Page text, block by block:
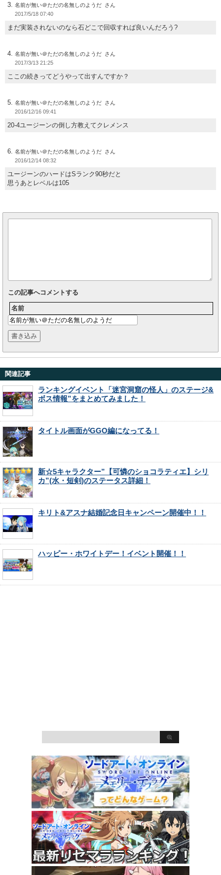
名前が無い＠ただの名無しのようだ
2017/5/18 07:40
まだ実装されないのなら石どこで回収すれば良いんだろう?
名前が無い＠ただの名無しのようだ
2017/3/13 21:25
ここの続きってどうやって出すんですか？
名前が無い＠ただの名無しのようだ
2016/12/16 09:41
20-4ユージーンの倒し方教えてクレメンス
名前が無い＠ただの名無しのようだ
2016/12/14 08:32
ユージーンのハードはSランク90秒だと
思うあとレベルは105
この記事へコメントする
名前
関連記事
ランキングイベント「迷宮洞窟の怪人」のステージ&
ボス情報”をまとめてみました！
タイトル画面がGGO編になってる！
新☆5キャラクター”【可憐のショコラティエ】シリ
カ”(水・短剣)のステータス詳細！
キリト&アスナ結婚記念日キャンペーン開催中！！
ハッピー・ホワイトデー！イベント開催！！